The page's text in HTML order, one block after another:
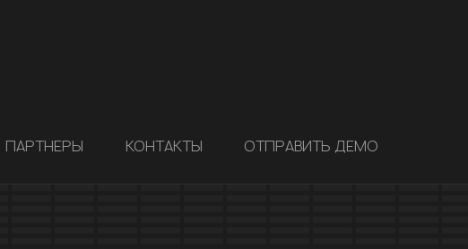
ПАРТНЕРЫ КОНТАКТЫ
ОТПРАВИТЬ ДЕМО